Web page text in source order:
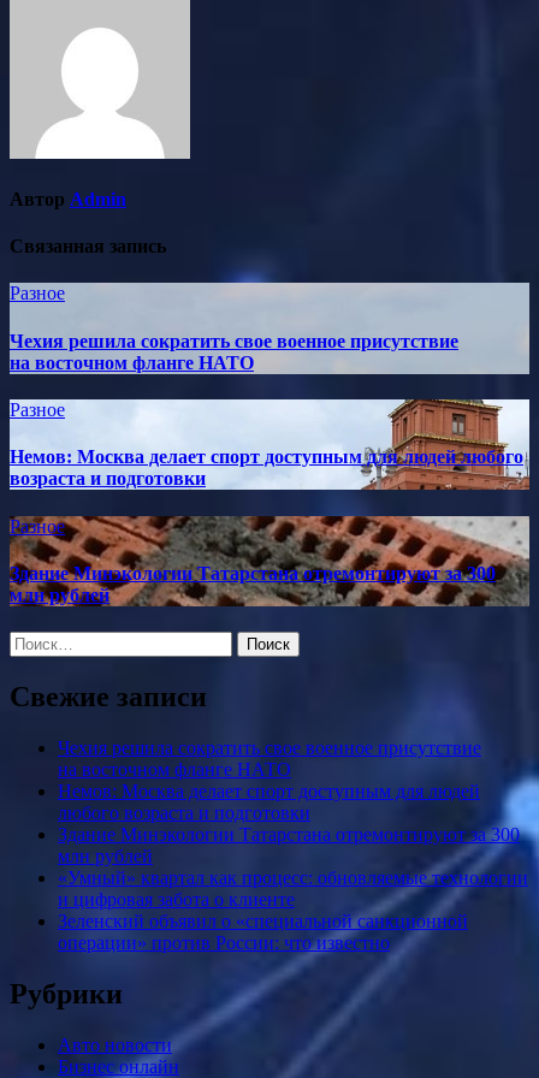
Автор Admin
Связанная запись
Разное
Чехия решила сократить свое военное присутствие
на восточном фланге НАТО
Разное
Немов: Москва делает спорт доступным для людей любого
возраста и подготовки
Разное
Здание Минэкологии Татарстана отремонтируют за 300
млн рублей
Найти:
Свежие записи
Чехия решила сократить свое военное присутствие
на восточном фланге НАТО
Немов: Москва делает спорт доступным для людей
любого возраста и подготовки
Здание Минэкологии Татарстана отремонтируют за 300
млн рублей
«Умный» квартал как процесс: обновляемые технологии
и цифровая забота о клиенте
Зеленский объявил о «специальной санкционной
операции» против России: что известно
Рубрики
Авто новости
Бизнес онлайн